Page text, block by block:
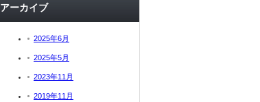
アーカイブ
2025年6月
2025年5月
2023年11月
2019年11月